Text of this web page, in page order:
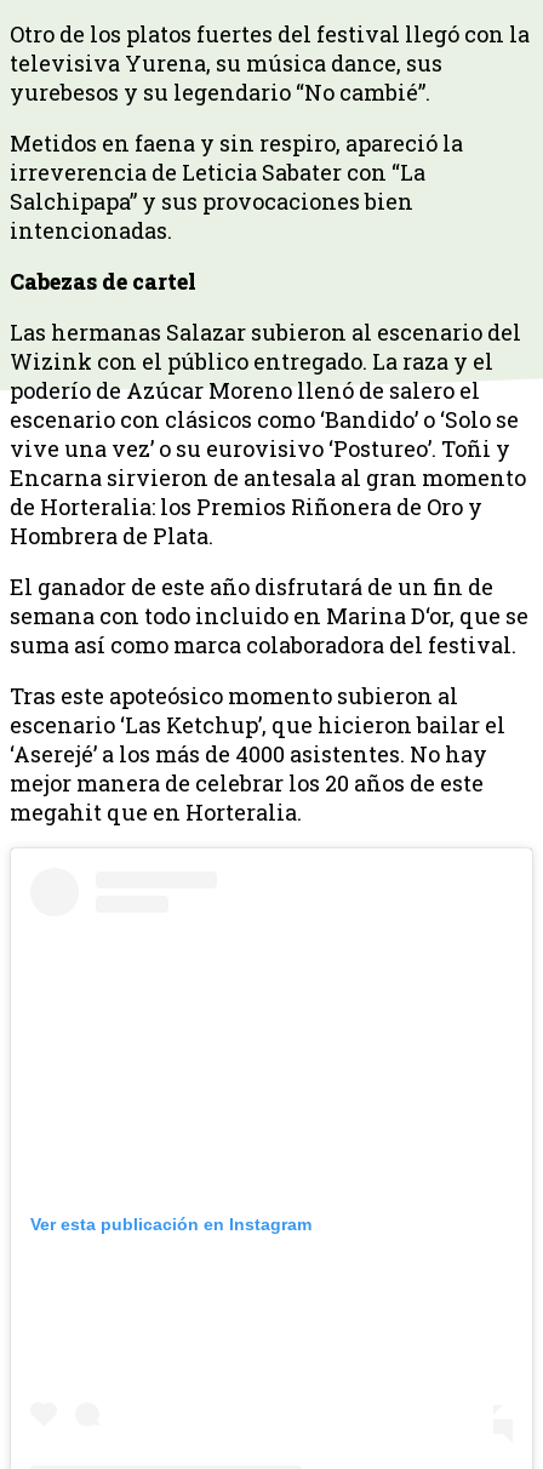
Otro de los platos fuertes del festival llegó con la
televisiva Yurena, su música dance, sus
yurebesos y su legendario “No cambié”.
Metidos en faena y sin respiro, apareció la
irreverencia de Leticia Sabater con “La
Salchipapa” y sus provocaciones bien
intencionadas.
Cabezas de cartel
Las hermanas Salazar subieron al escenario del
Wizink con el público entregado. La raza y el
poderío de Azúcar Moreno llenó de salero el
escenario con clásicos como ‘Bandido’ o ‘Solo se
vive una vez’ o su eurovisivo ‘Postureo’. Toñi y
Encarna sirvieron de antesala al gran momento
de Horteralia: los Premios Riñonera de Oro y
Hombrera de Plata.
El ganador de este año disfrutará de un fin de
semana con todo incluido en Marina D‘or, que se
suma así como marca colaboradora del festival.
Tras este apoteósico momento subieron al
escenario ‘Las Ketchup’, que hicieron bailar el
‘Aserejé’ a los más de 4000 asistentes. No hay
mejor manera de celebrar los 20 años de este
megahit que en Horteralia.
Ver esta publicación en Instagram